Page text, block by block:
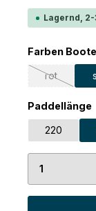
Lagernd,
Farben Boote
rot
(Diese
Paddellänge
220
Produkt